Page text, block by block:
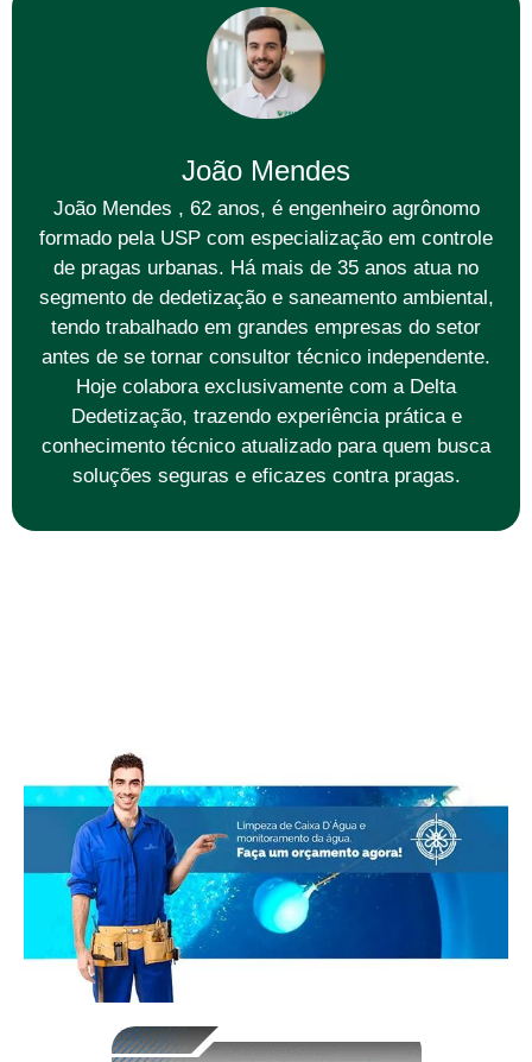
João Mendes
João Mendes , 62 anos, é engenheiro agrônomo
formado pela USP com especialização em controle
de pragas urbanas. Há mais de 35 anos atua no
segmento de dedetização e saneamento ambiental,
tendo trabalhado em grandes empresas do setor
antes de se tornar consultor técnico independente.
Hoje colabora exclusivamente com a Delta
Dedetização, trazendo experiência prática e
conhecimento técnico atualizado para quem busca
soluções seguras e eficazes contra pragas.